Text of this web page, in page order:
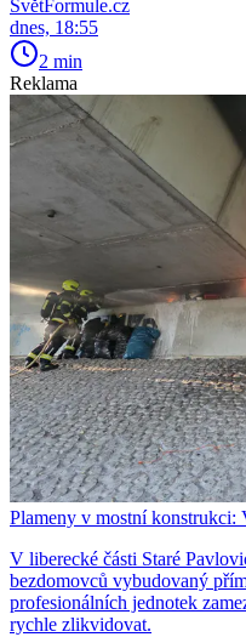
SvětFormule.cz
dnes, 18:55
2 min
Reklama
Plameny v mostní
V liberecké části Staré
bezdomovců vybudovaný
profesionálních jednotek
rychle zlikvidovat.